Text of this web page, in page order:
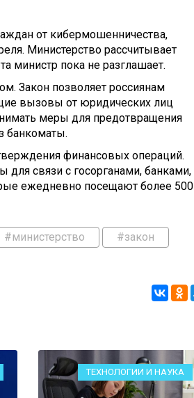
от кибермошенничества,
Министерство рассчитывает
министр пока не разглашает.
Закон позволяет россиянам
вызовы от юридических лиц
меры для предотвращения
банкоматы.
финансовых операций.
связи с госорганами, банками,
ежедневно посещают более 500
#министерство #закон
ТЕХНОЛОГИИ И НАУКА